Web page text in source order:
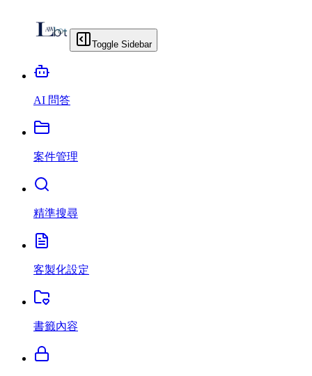
Toggle Sidebar
AI 問答
案件管理
精準搜尋
客製化設定
書籤內容